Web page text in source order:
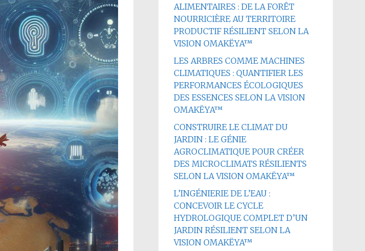
ALIMENTAIRES : DE LA FORÊT
NOURRICIÈRE AU TERRITOIRE
PRODUCTIF RÉSILIENT SELON LA
VISION OMAKËYA™
LES ARBRES COMME MACHINES
CLIMATIQUES : QUANTIFIER LES
PERFORMANCES ÉCOLOGIQUES
DES ESSENCES SELON LA VISION
OMAKËYA™
CONSTRUIRE LE CLIMAT DU
JARDIN : LE GÉNIE
AGROCLIMATIQUE POUR CRÉER
DES MICROCLIMATS RÉSILIENTS
SELON LA VISION OMAKËYA™
L’INGÉNIERIE DE L’EAU :
CONCEVOIR LE CYCLE
HYDROLOGIQUE COMPLET D’UN
JARDIN RÉSILIENT SELON LA
VISION OMAKËYA™